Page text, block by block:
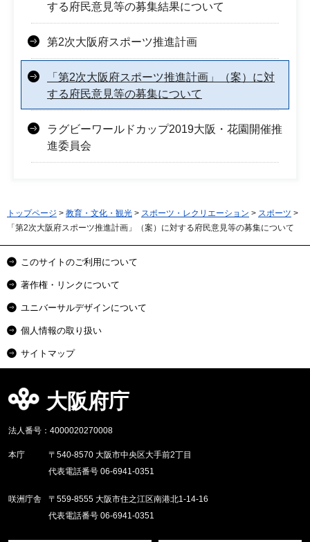
する府民意見等の募集結果について
第2次大阪府スポーツ推進計画
「第2次大阪府スポーツ推進計画」（案）に対
する府民意見等の募集について
ラグビーワールドカップ2019大阪・花園開催推
進委員会
トップページ > 教育・文化・観光 > スポーツ・レクリエーション > スポーツ >
「第2次大阪府スポーツ推進計画」（案）に対する府民意見等の募集について
このサイトのご利用について
著作権・リンクについて
ユニバーサルデザインについて
個人情報の取り扱い
サイトマップ
大阪府庁
法人番号：4000020270008
本庁
〒540-8570 大阪市中央区大手前2丁目
代表電話番号 06-6941-0351
咲洲庁舎
〒559-8555 大阪市住之江区南港北1-14-16
代表電話番号 06-6941-0351